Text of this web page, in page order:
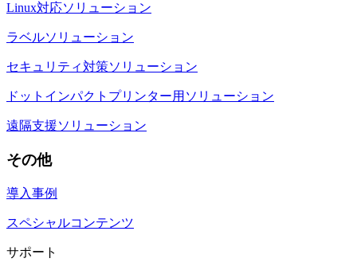
Linux対応ソリューション
ラベルソリューション
セキュリティ対策ソリューション
ドットインパクトプリンター用ソリューション
遠隔支援ソリューション
その他
導入事例
スペシャルコンテンツ
サポート